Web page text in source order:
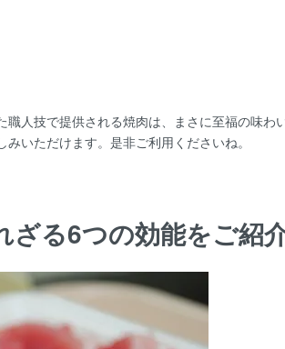
人技で提供される焼肉は、まさに至福の味わ
いただけます。是非ご利用くださいね。
ざる6つの効能をご紹